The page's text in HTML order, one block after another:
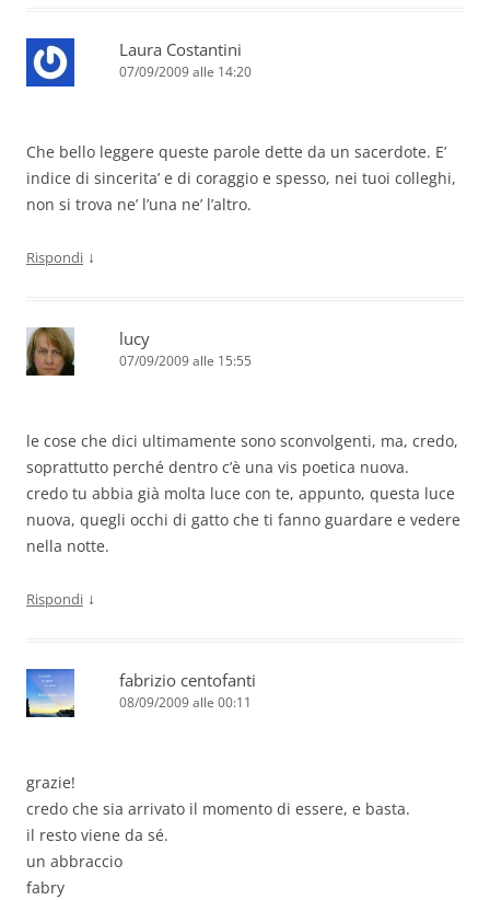
Laura Costantini
07/09/2009 alle 14:20
Che bello leggere queste parole dette da un sacerdote. E’
indice di sincerita’ e di coraggio e spesso, nei tuoi colleghi,
non si trova ne’ l’una ne’ l’altro.
Rispondi ↓
lucy
07/09/2009 alle 15:55
le cose che dici ultimamente sono sconvolgenti, ma, credo,
soprattutto perché dentro c’è una vis poetica nuova.
credo tu abbia già molta luce con te, appunto, questa luce
nuova, quegli occhi di gatto che ti fanno guardare e vedere
nella notte.
Rispondi ↓
fabrizio centofanti
08/09/2009 alle 00:11
grazie!
credo che sia arrivato il momento di essere, e basta.
il resto viene da sé.
un abbraccio
fabry